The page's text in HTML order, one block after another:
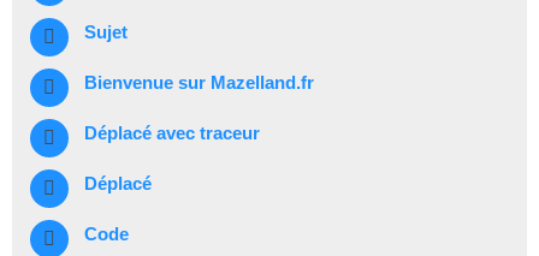
Sujet
Bienvenue sur Mazelland.fr
Déplacé avec traceur
Déplacé
Code